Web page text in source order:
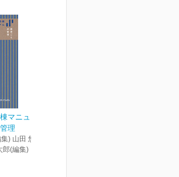
マニュアル
理
) 山田 悠史(編
郎(編集)